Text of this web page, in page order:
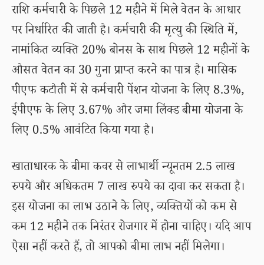
राशि कर्मचारी के पिछले 12 महीने में मिले वेतन के आधार
पर निर्धारित की जाती है। कर्मचारी की मृत्यु की स्थिति में,
नामांकित व्यक्ति 20% बोनस के साथ पिछले 12 महीनों के
औसत वेतन का 30 गुना प्राप्त करने का पात्र है। मासिक
पीएफ कटौती में से कर्मचारी पेंशन योजना के लिए 8.3%,
ईपीएफ के लिए 3.67% और जमा लिंक्ड बीमा योजना के
लिए 0.5% आवंटित किया गया है।
खाताधारक के बीमा कवर से लाभार्थी न्यूनतम 2.5 लाख
रुपये और अधिकतम 7 लाख रुपये का दावा कर सकता है।
इस योजना का लाभ उठाने के लिए, व्यक्तियों को कम से
कम 12 महीने तक निरंतर रोजगार में होना चाहिए। यदि आप
ऐसा नहीं करते हैं, तो आपको बीमा लाभ नहीं मिलेगा।